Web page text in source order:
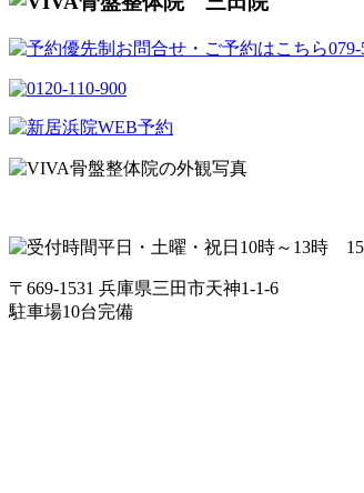
〒669-1531 兵庫県三田市天神1-1-6
駐車場10台完備